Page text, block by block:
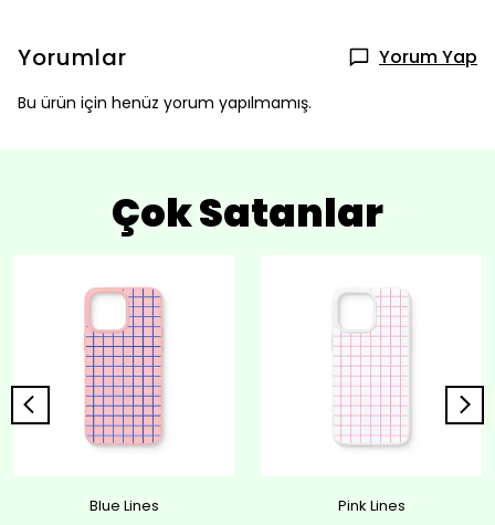
Yorumlar Yorum Yap
Bu ürün için henüz yorum yapılmamış.
Çok Satanlar
Blue Lines Pink Lines